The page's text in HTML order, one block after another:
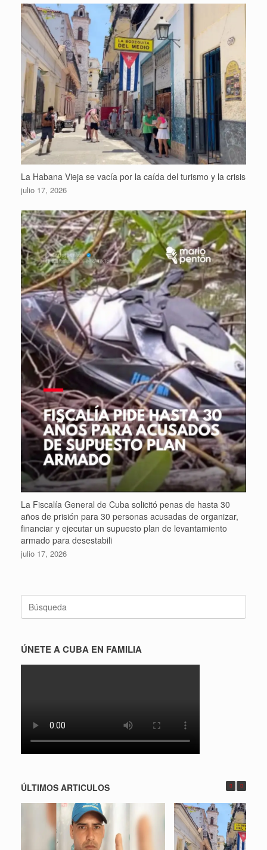
La Habana Vieja se vacía por la caída del turismo y la crisis
julio 17, 2026
La Fiscalía General de Cuba solicitó penas de hasta 30
años de prisión para 30 personas acusadas de organizar,
financiar y ejecutar un supuesto plan de levantamiento
armado para desestabili
julio 17, 2026
Buscar:
ÚNETE A CUBA EN FAMILIA
ÚLTIMOS ARTICULOS